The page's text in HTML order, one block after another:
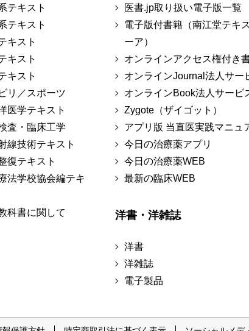
テキスト
テキスト
キスト
キスト
キスト
リ／スポーツ
医学テキスト
査・臨床工学
線技術テキスト
復テキスト
法学校協会編テキ
科書に関して
医書.jp取り扱い電子版一覧
電子版付書籍（南江堂テキ
ーア）
オンラインアクセス権付き
オンラインJournal法人サー
オンラインBook法人サービ
Zygote（ザイゴット）
アプリ版 当直医実践マニュ
今日の治療薬アプリ
今日の治療薬WEB
最新の臨床WEB
洋書・洋雑誌
洋書
洋雑誌
電子製品